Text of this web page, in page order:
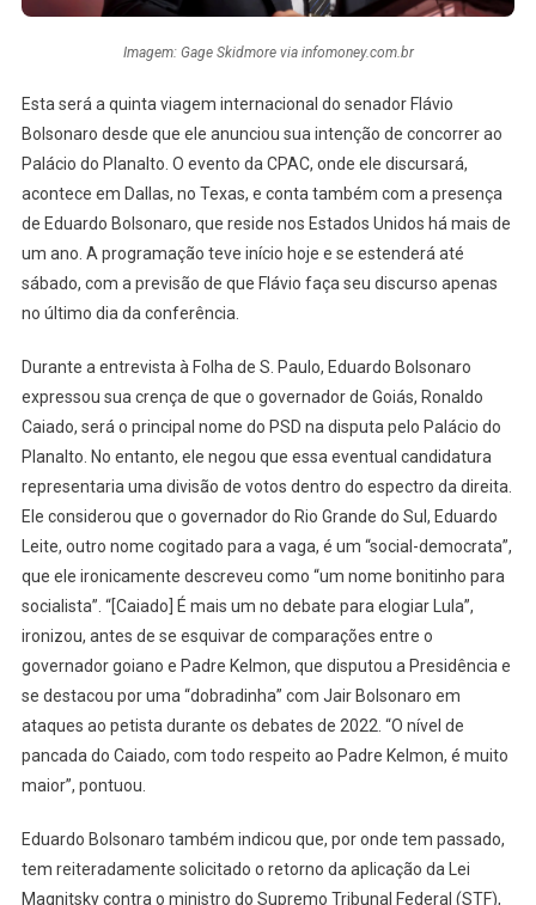
Imagem: Gage Skidmore via infomoney.com.br
Esta será a quinta viagem internacional do senador Flávio
Bolsonaro desde que ele anunciou sua intenção de concorrer ao
Palácio do Planalto. O evento da CPAC, onde ele discursará,
acontece em Dallas, no Texas, e conta também com a presença
de Eduardo Bolsonaro, que reside nos Estados Unidos há mais de
um ano. A programação teve início hoje e se estenderá até
sábado, com a previsão de que Flávio faça seu discurso apenas
no último dia da conferência.
Durante a entrevista à Folha de S. Paulo, Eduardo Bolsonaro
expressou sua crença de que o governador de Goiás, Ronaldo
Caiado, será o principal nome do PSD na disputa pelo Palácio do
Planalto. No entanto, ele negou que essa eventual candidatura
representaria uma divisão de votos dentro do espectro da direita.
Ele considerou que o governador do Rio Grande do Sul, Eduardo
Leite, outro nome cogitado para a vaga, é um “social-democrata”,
que ele ironicamente descreveu como “um nome bonitinho para
socialista”. “[Caiado] É mais um no debate para elogiar Lula”,
ironizou, antes de se esquivar de comparações entre o
governador goiano e Padre Kelmon, que disputou a Presidência e
se destacou por uma “dobradinha” com Jair Bolsonaro em
ataques ao petista durante os debates de 2022. “O nível de
pancada do Caiado, com todo respeito ao Padre Kelmon, é muito
maior”, pontuou.
Eduardo Bolsonaro também indicou que, por onde tem passado,
tem reiteradamente solicitado o retorno da aplicação da Lei
Magnitsky contra o ministro do Supremo Tribunal Federal (STF),